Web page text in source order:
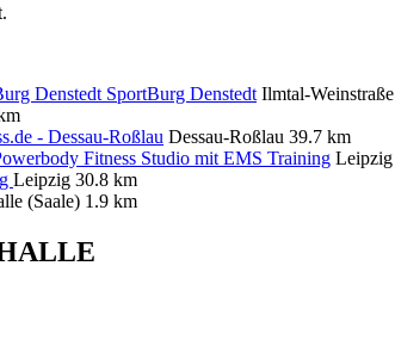
SportBurg Denstedt Ilmtal-Weinstraße
- Dessau-Roßlau Dessau-Roßlau 39.7 km
Fitness Studio mit EMS Training Leipzig
Leipzig 30.8 km
(Saale) 1.9 km